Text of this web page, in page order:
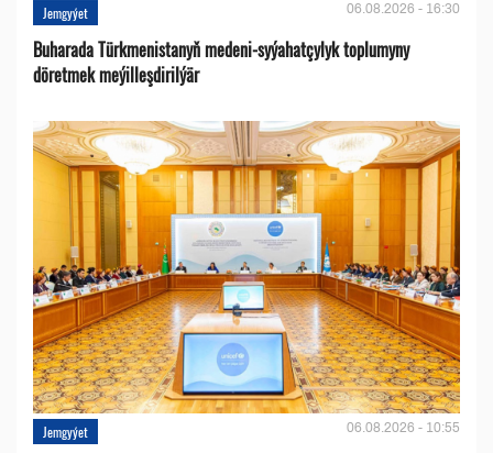
Jemgyýet 06.08.2026 - 16:30
Buharada Türkmenistanyň medeni-syýahatçylyk toplumyny
döretmek meýilleşdirilýär
Jemgyýet 06.08.2026 - 10:55